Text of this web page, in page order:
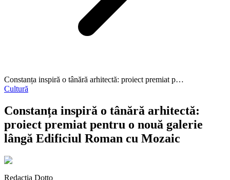
Constanța inspiră o tânără arhitectă: proiect premiat p…
Cultură
Constanța inspiră o tânără arhitectă:
proiect premiat pentru o nouă galerie
lângă Edificiul Roman cu Mozaic
Redacția Dotto